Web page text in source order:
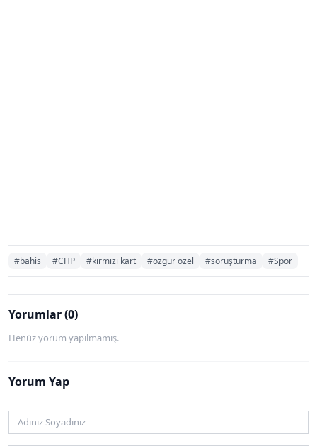
#bahis #CHP #kırmızı kart #özgür özel #soruşturma #Spor
Yorumlar (0)
Henüz yorum yapılmamış.
Yorum Yap